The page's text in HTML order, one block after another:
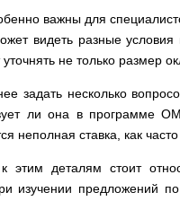
важны для
видеть разные
не только размер
задать несколько
ли она в программе
неполная ставка, как
этим деталям стоит
изучении предложений